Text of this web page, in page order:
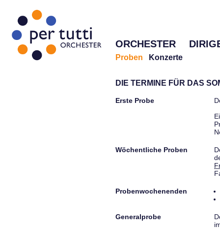
ORCHESTER
Proben Konzerte
DIE TERMINE FÜR DAS
Erste Probe
Wöchentliche Proben
Probenwochenenden
Generalprobe